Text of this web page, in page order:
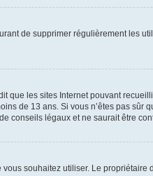
de supprimer régulièrement
que les sites Internet pouvant
de 13 ans. Si vous n’êtes pas
conseils légaux et ne saurait être
souhaitez utiliser. Le